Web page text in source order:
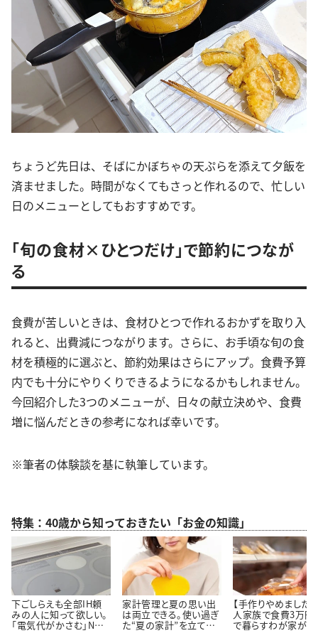
ちょうど先日は、そばにかぼちゃの天ぷらを添えて夕飯を
済ませました。時間がなくてもさっと作れるので、忙しい
日のメニューとしてもおすすめです。
「旬の食材×ひとつだけ」で節約につなが
る
食費が苦しいときは、食材ひとつで作れるおかずを取り入
れると、出費減につながります。さらに、お手頃な旬の食
材を積極的に選ぶと、節約効果はさらにアップ。食費予算
内でも十分にやりくりできるようになるかもしれません。
今回紹介した3つのメニューが、日々の献立決めや、食費
増に悩んだときの参考になれば幸いです。
※筆者の体験談を基に執筆しています。
特集：40歳から知っておきたい「お金の知識」
下ごしらえも全部IH頼
みの人に知って欲しい。
「電気代がかさむ」NG
家計管理と夏の思い出
は両立できる。使い過ぎ
た“夏の家計”を立て直
【手作りやめました】
人家族で食費3万円
で暮らすわが家が「